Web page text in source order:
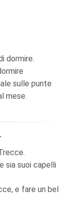
dormire.
sulle punte
mese.
sia suoi capelli
e fare un bel